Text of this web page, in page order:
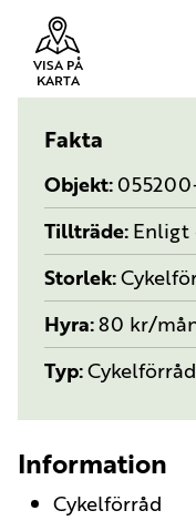
VISA PÅ
KARTA
Fakta
Objekt
Tillträde Enligt
Storlek
Hyra 80 kr/
Typ Cykelförråd
Information
Cykelförråd